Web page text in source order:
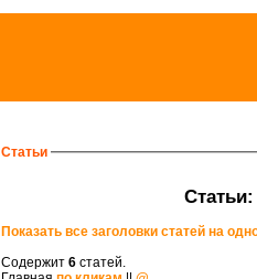
Статьи
Показать все заголовки статей на
Содержит 6 статей.